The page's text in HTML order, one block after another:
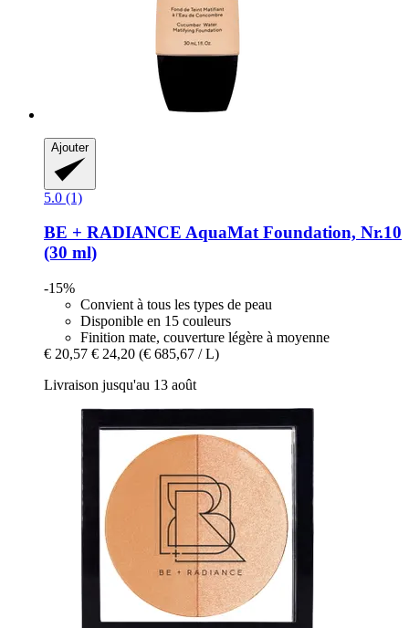
Ajouter
5.0 (1)
BE + RADIANCE AquaMat Foundation, Nr.10
(30 ml)
-15%
Convient à tous les types de peau
Disponible en 15 couleurs
Finition mate, couverture légère à moyenne
€ 20,57 € 24,20 (€ 685,67 / L)
Livraison jusqu'au 13 août